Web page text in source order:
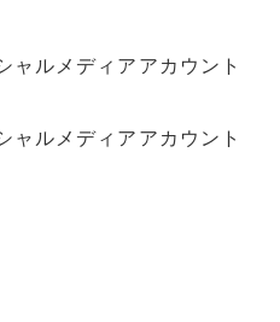
ャルメディアアカウント
ャルメディアアカウント